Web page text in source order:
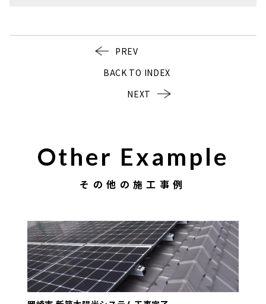
PREV
BACK TO INDEX
NEXT
Other Example
その他の施工事例